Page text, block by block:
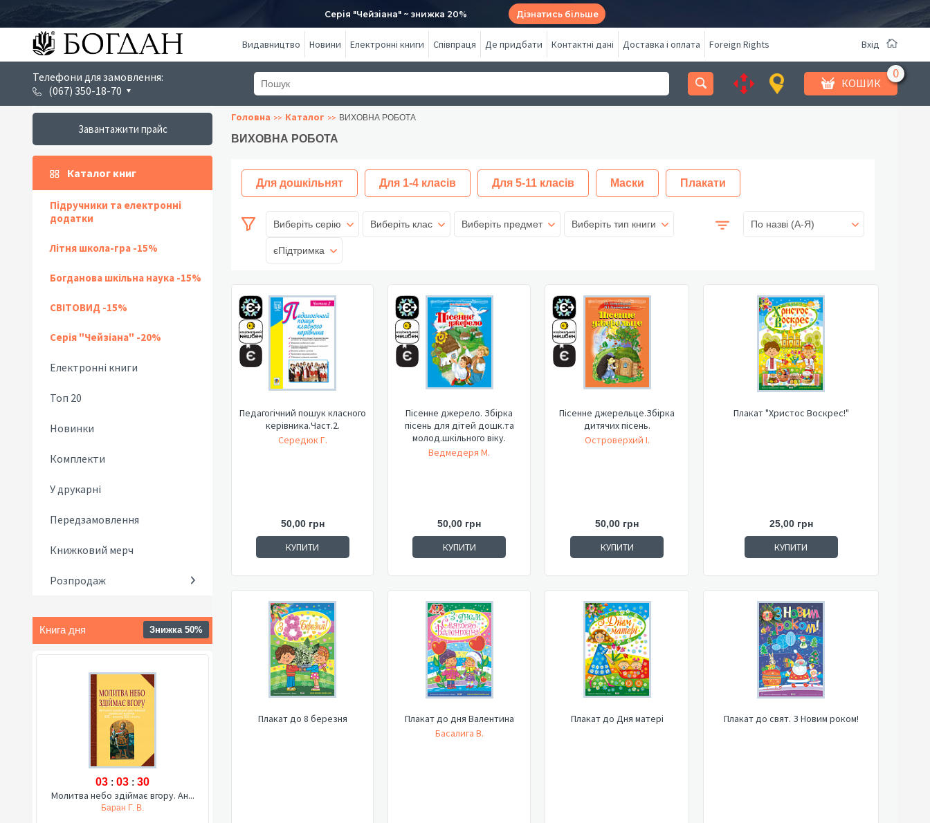
Серія "Чейзіана" ~ знижка 20% Дізнатись більше
Видавництво Новини Електронні книги Співпраця Де придбати Контактні дані Доставка і оплата Foreign Rights Вхід
Телефони для замовлення:
(067) 350-18-70
КОШИК
Завантажити прайс
Каталог книг
Підручники та електронні
додатки
Літня школа-гра -15%
Богданова шкільна наука -15%
СВІТОВИД -15%
Серія "Чейзіана" -20%
Електронні книги
Топ 20
Новинки
Комплекти
У друкарні
Передзамовлення
Книжковий мерч
Розпродаж
Книга дня Знижка 50%
03 : 03 : 29
Молитва небо здіймає вгору. Ан...
Баран Г. В.
Головна Каталог ВИХОВНА РОБОТА
ВИХОВНА РОБОТА
Для дошкільнят Для 1-4 класів Для 5-11 класів Маски Плакати
Виберіть серію Виберіть клас Виберіть предмет Виберіть тип книги
єПідтримка
По назві (A-Я)
Педагогічний пошук класного
керівника.Част.2.
Середюк Г.
50,00 грн
КУПИТИ
Пісенне джерело. Збірка
пісень для дітей дошк.та
молод.шкільного віку.
Ведмедеря М.
50,00 грн
КУПИТИ
Пісенне джерельце.Збірка
дитячих пісень.
Островерхий І.
50,00 грн
КУПИТИ
Плакат "Христос Воскрес!"
25,00 грн
КУПИТИ
Плакат до 8 березня
Плакат до дня Валентина
Басалига В.
Плакат до Дня матері Плакат до свят. З Новим роком!